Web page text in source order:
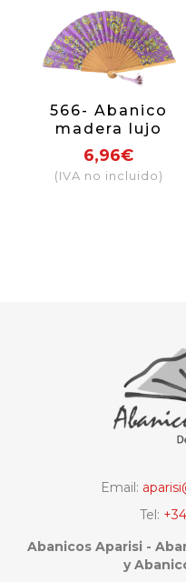
566- Abanico
madera lujo
flores cachemire
(colores surtidos)
6,96€
(IVA no incluido)
Email:
Tel:
Abanicos Aparisi -
y